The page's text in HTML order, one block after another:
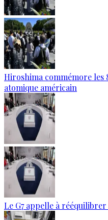
Hiroshima commémore les
atomique américain
Le G7 appelle à